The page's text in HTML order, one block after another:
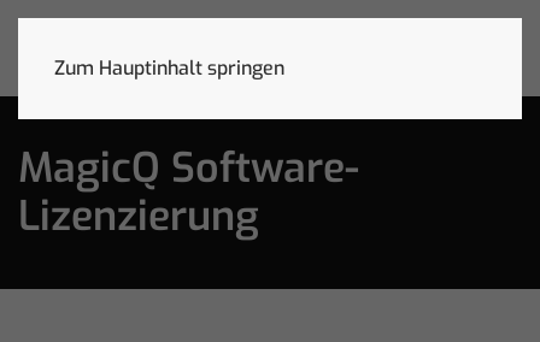
Zum Hauptinhalt springen
MagicQ Software-
Lizenzierung